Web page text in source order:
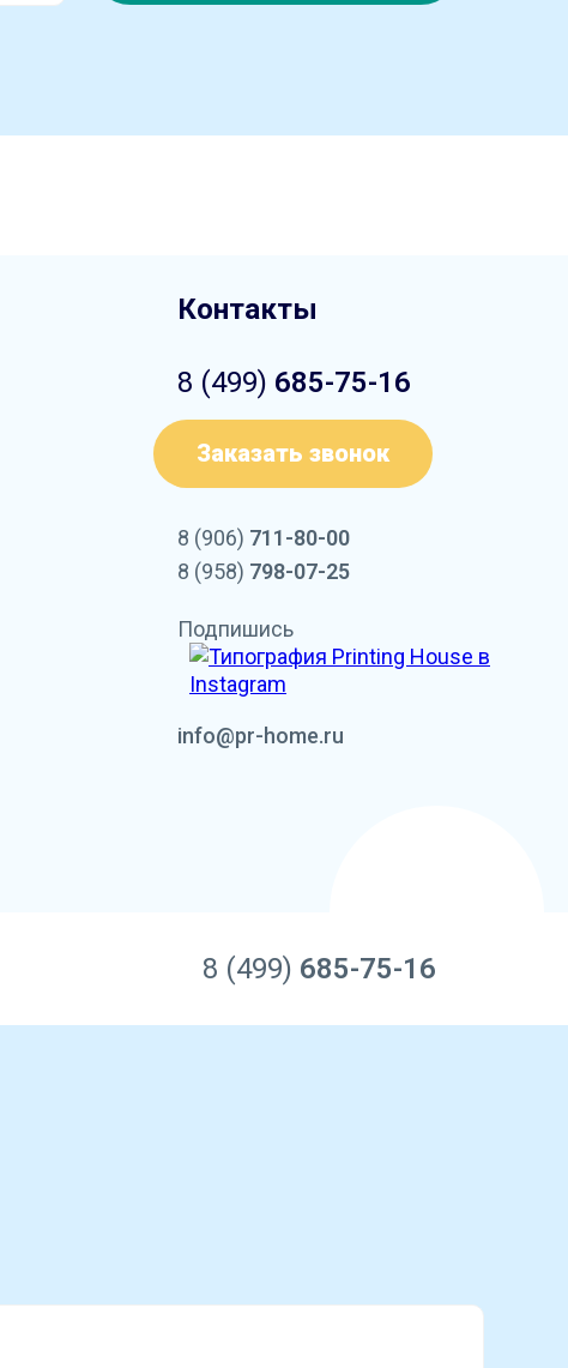
Контакты
8 (499) 685-75-16
Заказать звонок
8 (906) 711-80-00
8 (958) 798-07-25
Подпишись
info@pr-home.ru
8 (499) 685-75-16